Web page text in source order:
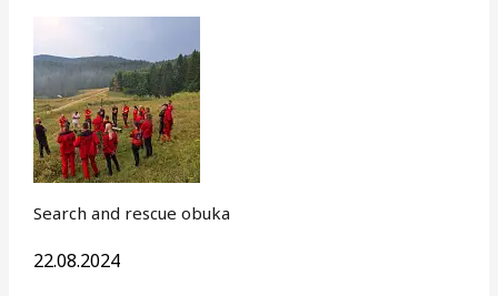
Search and rescue obuka
22.08.2024